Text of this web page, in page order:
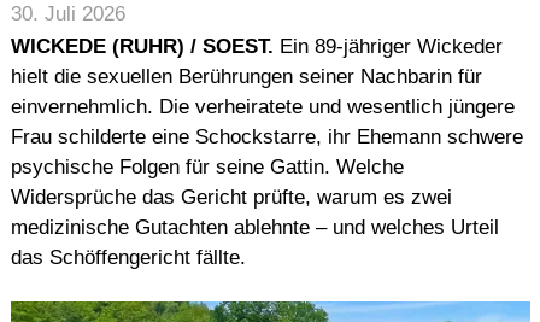
30. Juli 2026
WICKEDE (RUHR) / SOEST. Ein 89-jähriger Wickeder
hielt die sexuellen Berührungen seiner Nachbarin für
einvernehmlich. Die verheiratete und wesentlich jüngere
Frau schilderte eine Schockstarre, ihr Ehemann schwere
psychische Folgen für seine Gattin. Welche
Widersprüche das Gericht prüfte, warum es zwei
medizinische Gutachten ablehnte – und welches Urteil
das Schöffengericht fällte.